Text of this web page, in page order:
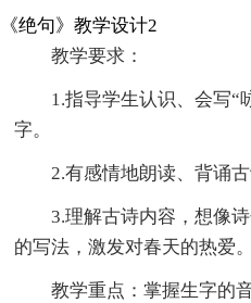
《绝句》教学设计2
教学要求：
1.指导学生认识、会写“
字。
2.有感情地朗读、背诵古
3.理解古诗内容，想像
的写法，激发对春天的热爱。
教学重点：掌握生字的